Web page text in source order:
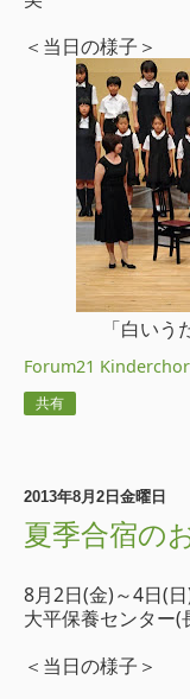
＜当日の様子＞
「白い
Forum21 Kinderchor
共有
2013年8月2日金曜日
夏季合宿の
8月2日(金)～4日(
大平保養センター(
＜当日の様子＞